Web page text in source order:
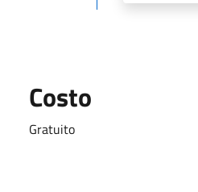
Costo
Gratuito